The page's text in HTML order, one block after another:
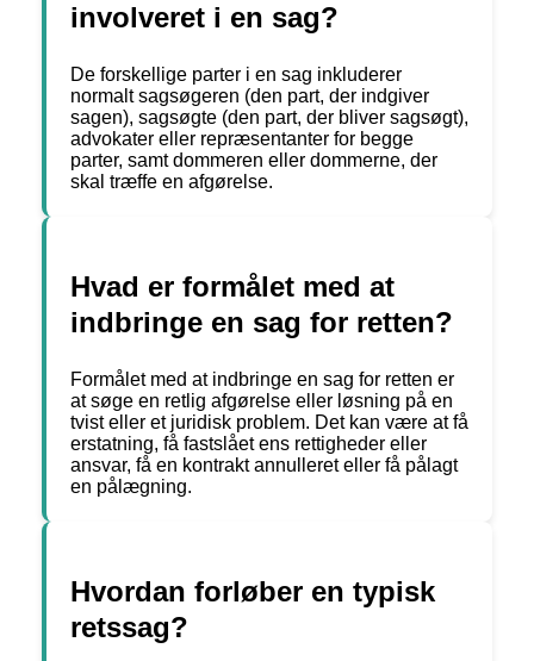
involveret i en sag?
De forskellige parter i en sag inkluderer
normalt sagsøgeren (den part, der indgiver
sagen), sagsøgte (den part, der bliver sagsøgt),
advokater eller repræsentanter for begge
parter, samt dommeren eller dommerne, der
skal træffe en afgørelse.
Hvad er formålet med at
indbringe en sag for retten?
Formålet med at indbringe en sag for retten er
at søge en retlig afgørelse eller løsning på en
tvist eller et juridisk problem. Det kan være at få
erstatning, få fastslået ens rettigheder eller
ansvar, få en kontrakt annulleret eller få pålagt
en pålægning.
Hvordan forløber en typisk
retssag?